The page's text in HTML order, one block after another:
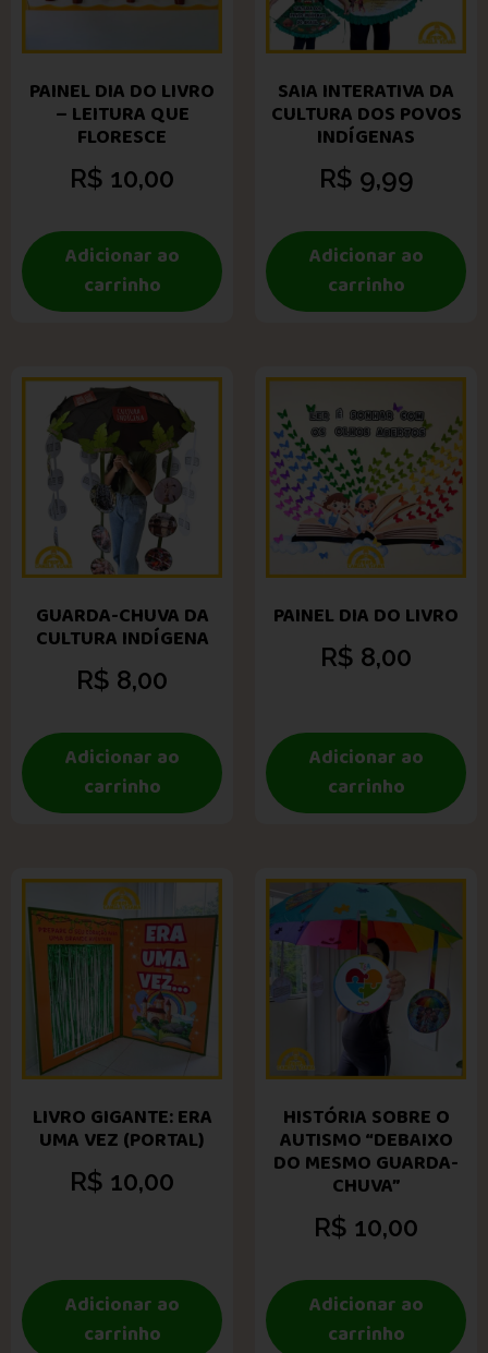
PAINEL DIA DO LIVRO
– LEITURA QUE
FLORESCE
R$ 10,00
Adicionar ao
carrinho
SAIA INTERATIVA DA
CULTURA DOS POVOS
INDÍGENAS
R$ 9,99
Adicionar ao
carrinho
GUARDA-CHUVA DA
CULTURA INDÍGENA
R$ 8,00
Adicionar ao
carrinho
PAINEL DIA DO LIVRO
R$ 8,00
Adicionar ao
carrinho
LIVRO GIGANTE: ERA
UMA VEZ (PORTAL)
R$ 10,00
Adicionar ao
carrinho
HISTÓRIA SOBRE O
AUTISMO “DEBAIXO
DO MESMO GUARDA-
CHUVA”
R$ 10,00
Adicionar ao
carrinho